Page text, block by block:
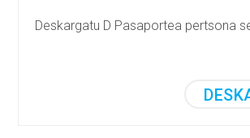
Deskargatu D Pasaportea pertsona